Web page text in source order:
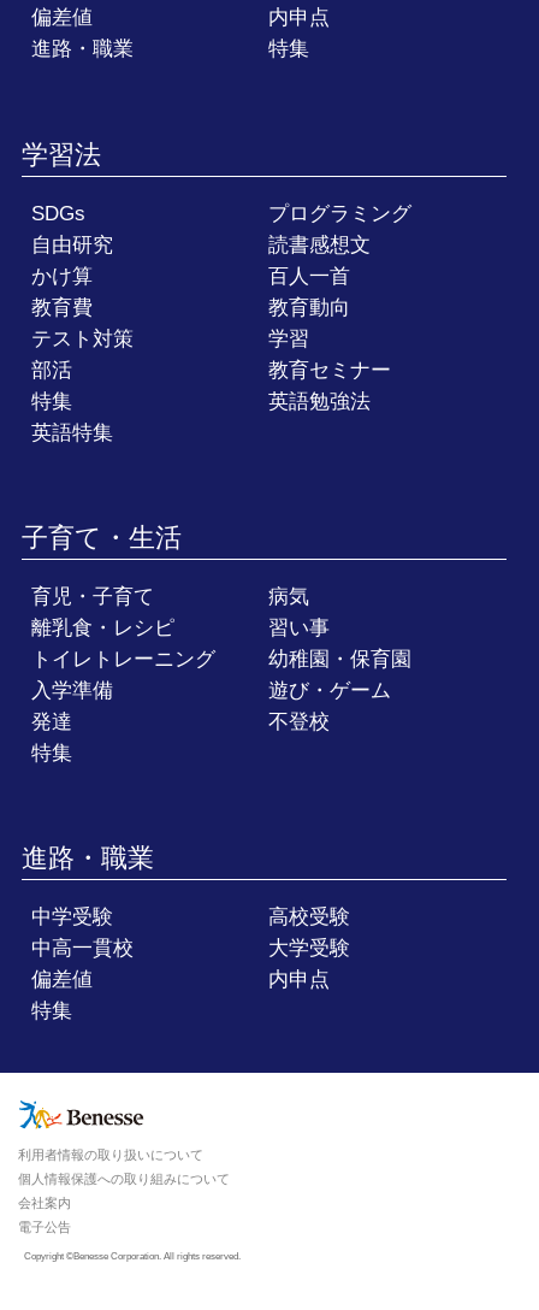
偏差値
内申点
進路・職業
特集
学習法
SDGs
プログラミング
自由研究
読書感想文
かけ算
百人一首
教育費
教育動向
テスト対策
学習
部活
教育セミナー
特集
英語勉強法
英語特集
子育て・生活
育児・子育て
病気
離乳食・レシピ
習い事
トイレトレーニング
幼稚園・保育園
入学準備
遊び・ゲーム
発達
不登校
特集
進路・職業
中学受験
高校受験
中高一貫校
大学受験
偏差値
内申点
特集
Copyright ©Benesse Corporation. All rights reserved.
利用者情報の取り扱いについて
個人情報保護への取り組みについて
会社案内
電子公告